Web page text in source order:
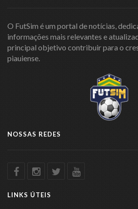
O FutSim é um portal de notícias,
informações mais relevantes e
principal objetivo contribuir para o
piauiense.
NOSSAS REDES
LINKS ÚTEIS